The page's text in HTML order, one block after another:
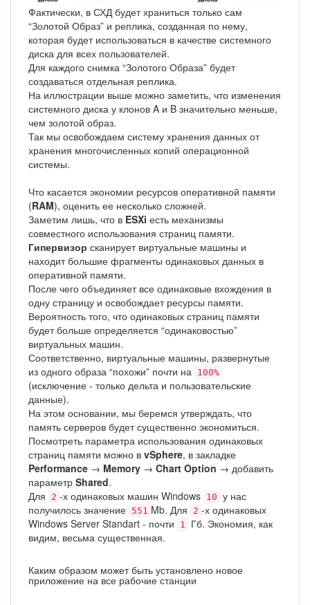
Фактически, в СХД будет храниться только сам
“Золотой Образ” и реплика, созданная по нему,
которая будет использоваться в качестве системного
диска для всех пользователей.
Для каждого снимка “Золотого Образа” будет
создаваться отдельная реплика.
На иллюстрации выше можно заметить, что изменения
системного диска у клонов A и B значительно меньше,
чем золотой образ.
Так мы освобождаем систему хранения данных от
хранения многочисленных копий операционной
системы.
Что касается экономии ресурсов оперативной памяти
(RAM), оценить ее несколько сложней.
Заметим лишь, что в ESXi есть механизмы
совместного использования страниц памяти.
Гипервизор сканирует виртуальные машины и
находит большие фрагменты одинаковых данных в
оперативной памяти.
После чего объединяет все одинаковые вхождения в
одну страницу и освобождает ресурсы памяти.
Вероятность того, что одинаковых страниц памяти
будет больше определяется “одинаковостью”
виртуальных машин.
Соответственно, виртуальные машины, развернутые
из одного образа “похожи” почти на 100%
(исключение - только дельта и пользовательские
данные).
На этом основании, мы беремся утверждать, что
память серверов будет существенно экономиться.
Посмотреть параметра использования одинаковых
страниц памяти можно в vSphere, в закладке
Performance → Memory → Chart Option → добавить
параметр Shared.
Для
2 -х одинаковых машин Windows 10 у нас
получилось значение 551 Mb. Для 2 -х одинаковых
Windows Server Standart - почти
1
Гб. Экономия, как
видим, весьма существенная.
Каким образом может быть установлено новое
приложение на все рабочие станции